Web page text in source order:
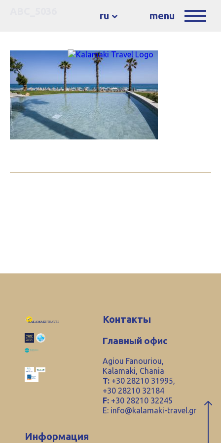
ru menu
Контакты
Главный офис
Agiou Fanouriou,
Kalamaki, Chania
T: +30 28210 31995,
+30 28210 32184
F: +30 28210 32245
E: info@kalamaki-travel.gr
Информация